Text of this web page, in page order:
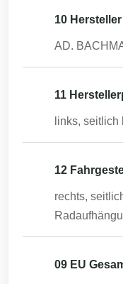
10 Hersteller
AD.
11
links,
12
rechts,
09 EU